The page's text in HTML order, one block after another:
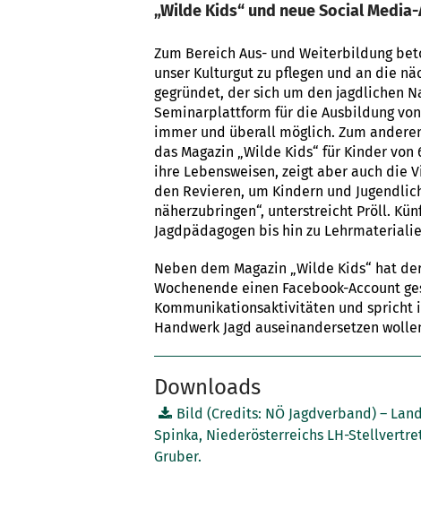
„Wilde Kids“ und neue Social
Zum Bereich Aus- und Weiterbildung
unser Kulturgut zu pflegen und an die
gegründet, der sich um den jagdlichen
Seminarplattform für die Ausbildung
immer und überall möglich. Zum
das Magazin „Wilde Kids“ für Kinder
ihre Lebensweisen, zeigt aber auch die
den Revieren, um Kindern und
näherzubringen“, unterstreicht Pröll.
Jagdpädagogen bis hin zu
Neben dem Magazin „Wilde Kids“ hat
Wochenende einen Facebook-Account
Kommunikationsaktivitäten und spricht
Handwerk Jagd auseinandersetzen
Downloads
Bild (Credits: NÖ Jagdverband) –
Spinka, Niederösterreichs LH-
Gruber.